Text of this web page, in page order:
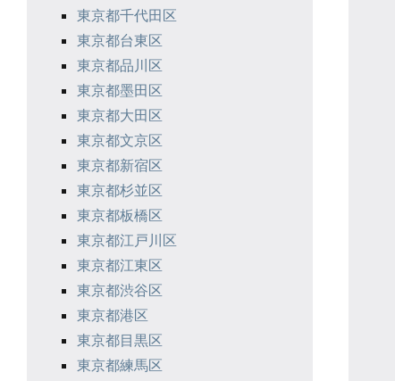
東京都千代田区
東京都台東区
東京都品川区
東京都墨田区
東京都大田区
東京都文京区
東京都新宿区
東京都杉並区
東京都板橋区
東京都江戸川区
東京都江東区
東京都渋谷区
東京都港区
東京都目黒区
東京都練馬区